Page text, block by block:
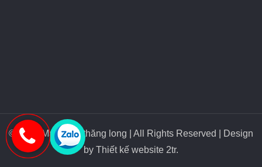
© 2018 Máy bơm thăng long | All Rights Reserved | Design
by Thiết kế website 2tr.